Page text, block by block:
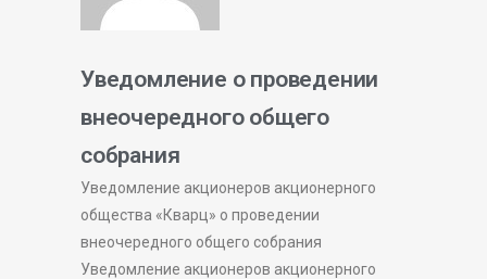
Уведомление о проведении
внеочередного общего
собрания
Уведомление акционеров акционерного
общества «Кварц» о проведении
внеочередного общего собрания
Уведомление акционеров акционерного